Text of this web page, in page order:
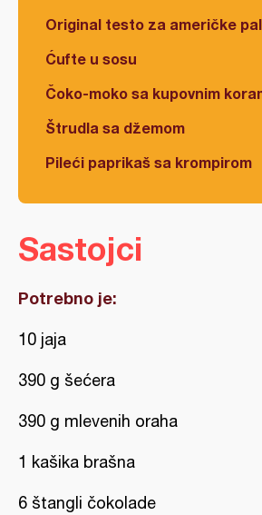
Original testo za američke
Ćufte u sosu
Čoko-moko sa kupovnim
Štrudla sa džemom
Pileći paprikaš sa krompirom
Sastojci
Potrebno je:
10 jaja
390 g šećera
390 g mlevenih oraha
1 kašika brašna
6 štangli čokolade